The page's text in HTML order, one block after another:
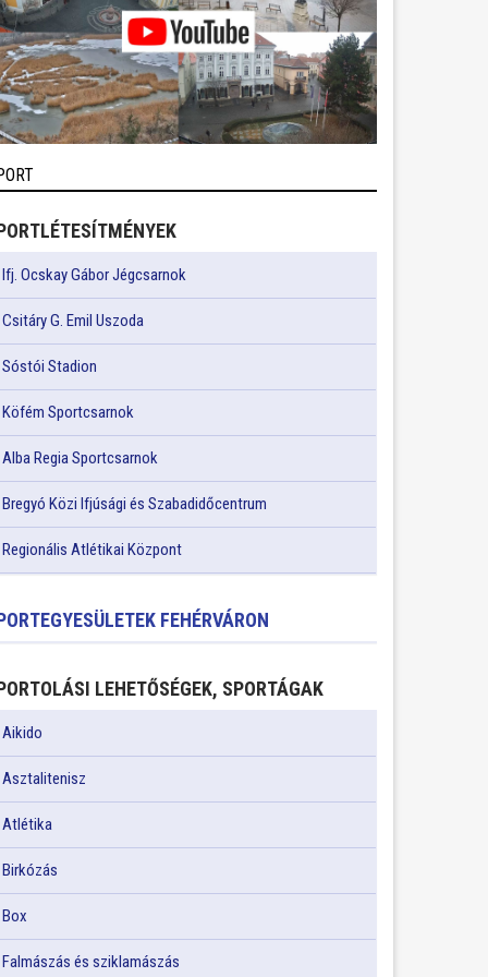
Ifj. Ocskay Gábor Jégcsarnok
Csitáry G. Emil Uszoda
Sóstói Stadion
Köfém Sportcsarnok
Alba Regia Sportcsarnok
Bregyó Közi Ifjúsági és Szabadidőcentrum
Regionális Atlétikai Központ
FEHÉRVÁRON
LEHETŐSÉGEK, SPORTÁGAK
Aikido
Asztalitenisz
Atlétika
Birkózás
Box
Falmászás és sziklamászás